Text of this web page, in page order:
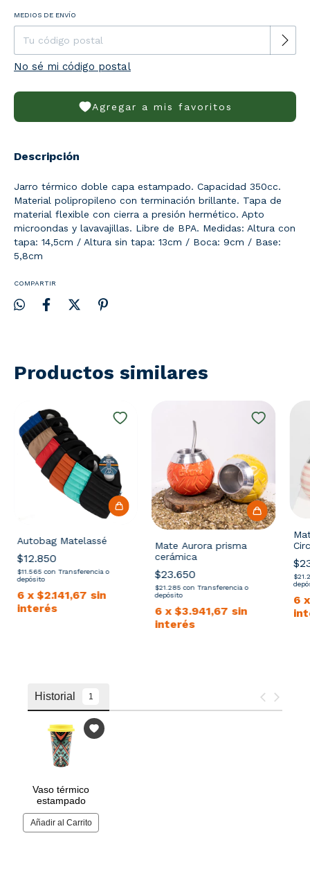
Entregas para el CP:
MEDIOS DE ENVÍO
No sé mi código postal
Agregar a mis favoritos
Descripción
Jarro térmico doble capa estampado. Capacidad 350cc.
Material polipropileno con terminación brillante. Tapa de
material flexible con cierra a presión hermético. Apto
microondas y lavavajillas. Libre de BPA. Medidas: Altura con
tapa: 14,5cm / Altura sin tapa: 13cm / Boca: 9cm / Base:
5,8cm
COMPARTIR
Productos similares
Autobag Matelassé
$12.850
$11.565con Transferencia o
depósito
6 x$2.141,67 sin
interés
Mate Aurora prisma
cerámica
$23.650
$21.285con Transferencia o
depósito
6 x$3.941,67 sin
interés
6